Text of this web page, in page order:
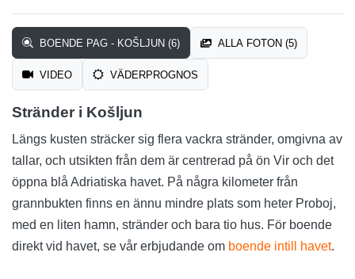
BOENDE PAG - KOŠLJUN (6) ALLA FOTON (5)
VIDEO VÄDERPROGNOS
Stränder i Košljun
Längs kusten sträcker sig flera vackra stränder, omgivna av
tallar, och utsikten från dem är centrerad på ön Vir och det
öppna blå Adriatiska havet. På några kilometer från
grannbukten finns en ännu mindre plats som heter Proboj,
med en liten hamn, stränder och bara tio hus. För boende
direkt vid havet, se vår erbjudande om boende intill havet.